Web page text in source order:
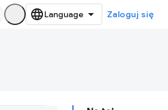
Zaloguj się